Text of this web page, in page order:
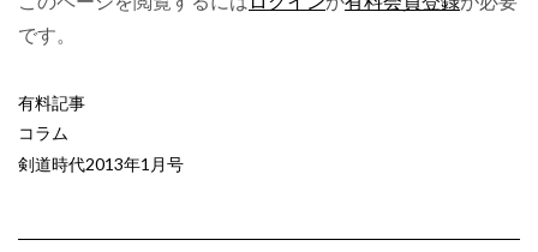
です。
有料記事
コラム
剣道時代2013年1月号